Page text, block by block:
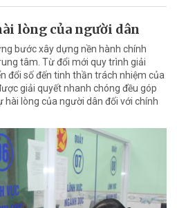
lòng của người dân
bước xây dựng nền hành chính
tâm. Từ đổi mới quy trình giải
đổi số đến tinh thần trách nhiệm của
giải quyết nhanh chóng đều góp
lòng của người dân đối với chính